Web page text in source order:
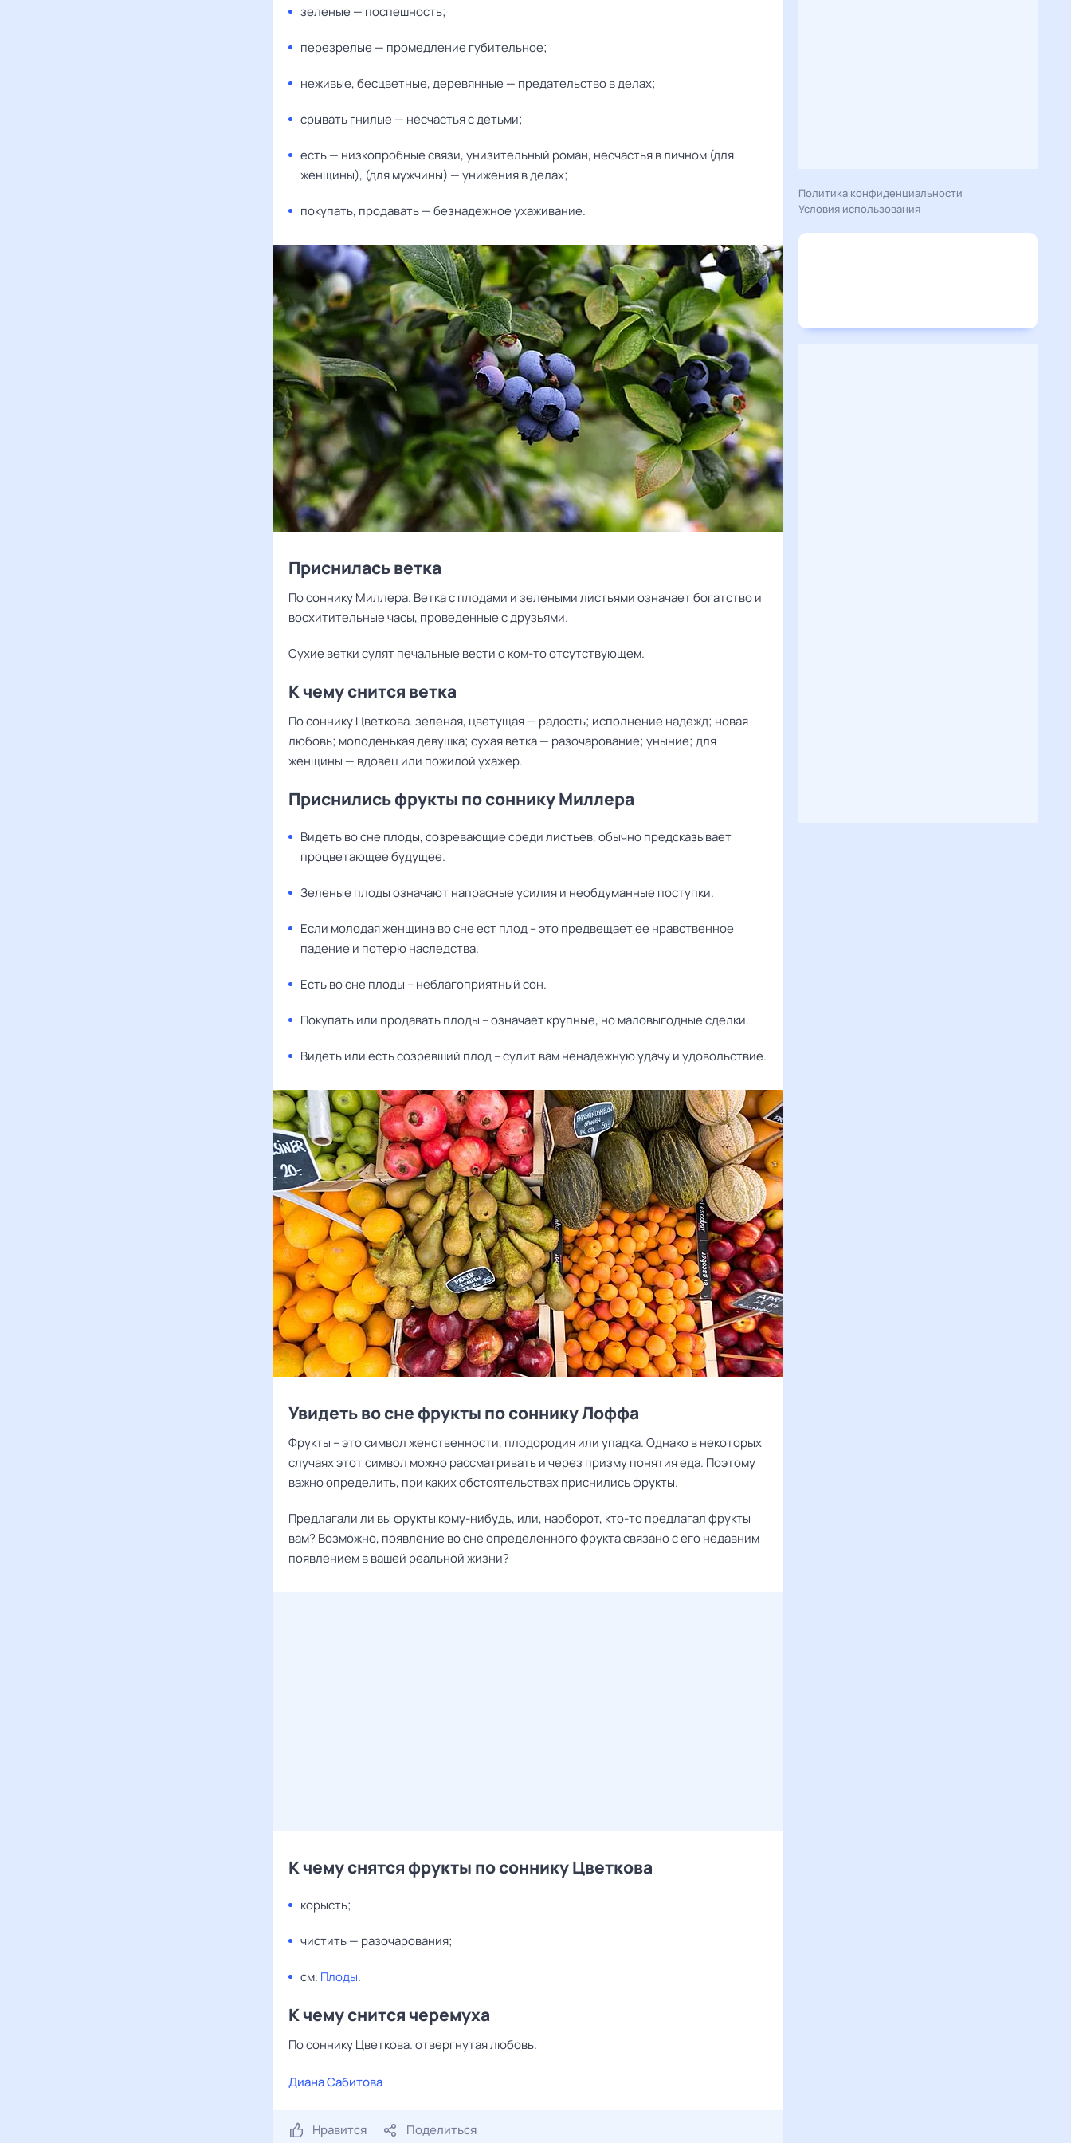
зеленые — поспешность;
перезрелые — промедление губительное;
неживые, бесцветные, деревянные — предательство в делах;
срывать гнилые — несчастья с детьми;
есть — низкопробные связи, унизительный роман, несчастья в личном (для
женщины), (для мужчины) — унижения в делах;
покупать, продавать — безнадежное ухаживание.
Приснилась ветка
По соннику Миллера. Ветка с плодами и зелеными листьями означает богатство и
восхитительные часы, проведенные с друзьями.
Сухие ветки сулят печальные вести о ком-то отсутствующем.
К чему снится ветка
По соннику Цветкова. зеленая, цветущая — радость; исполнение надежд; новая
любовь; молоденькая девушка; сухая ветка — разочарование; уныние; для
женщины — вдовец или пожилой ухажер.
Приснились фрукты по соннику Миллера
Видеть во сне плоды, созревающие среди листьев, обычно предсказывает
процветающее будущее.
Зеленые плоды означают напрасные усилия и необдуманные поступки.
Если молодая женщина во сне ест плод – это предвещает ее нравственное
падение и потерю наследства.
Есть во сне плоды – неблагоприятный сон.
Покупать или продавать плоды – означает крупные, но маловыгодные сделки.
Видеть или есть созревший плод – сулит вам ненадежную удачу и удовольствие.
Увидеть во сне фрукты по соннику Лоффа
Фрукты – это символ женственности, плодородия или упадка. Однако в некоторых
случаях этот символ можно рассматривать и через призму понятия еда. Поэтому
важно определить, при каких обстоятельствах приснились фрукты.
Предлагали ли вы фрукты кому-нибудь, или, наоборот, кто-то предлагал фрукты
вам? Возможно, появление во сне определенного фрукта связано с его недавним
появлением в вашей реальной жизни?
К чему снятся фрукты по соннику Цветкова
корысть;
чистить — разочарования;
см. Плоды.
К чему снится черемуха
По соннику Цветкова. отвергнутая любовь.
Диана Сабитова
Нравится Поделиться
Политика конфиденциальности
Условия использования